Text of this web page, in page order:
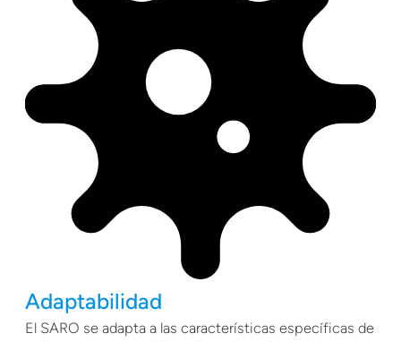
Adaptabilidad
El SARO se adapta a las características específicas de